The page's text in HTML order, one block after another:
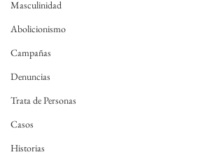
Masculinidad
Abolicionismo
Campañas
Denuncias
Trata de Personas
Casos
Historias